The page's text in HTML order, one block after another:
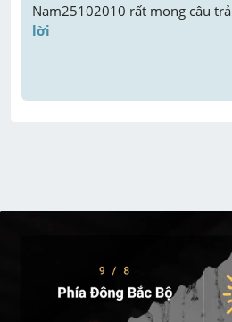
Nam25102010 rất mong câu
lời